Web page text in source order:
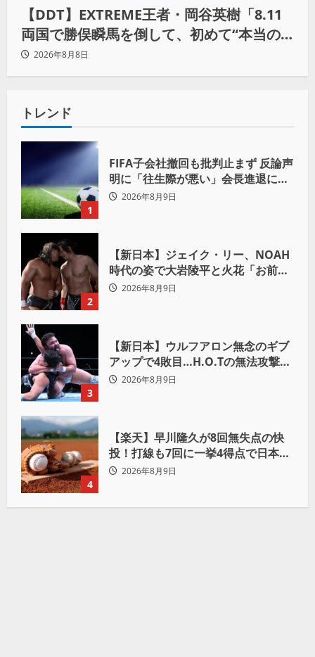
【DDT】EXTREME王者・岡谷英樹「8.11
両国で勝俣瞬馬を倒して、初めて“本当の
王者”になれる」
2026年8月8日
トレンド
1
FIFA子会社撤回も批判止まず 反論声
明に「往生際が悪い」会長進退に注
目 2026年8月9日
2
【新日本】ジェイク・リー、NOAH
時代の姿で大岩陵平と火花「お前の
おかげで、忘れてたもの思い出した
2026年8月9日
3
【新日本】ウルフアロン無念のギブ
アップで4敗目…H.O.Tの無法攻撃に
屈す「まだまだ俺自身の力はこんな
2026年8月9日
4
【楽天】早川隆久が8回無失点の快
投！打線も7回に一挙4得点で日本ハ
ムを完封
2026年8月9日